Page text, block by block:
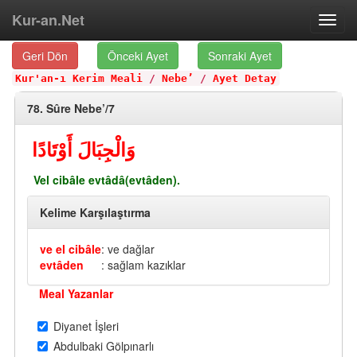
Kur-an.Net
Geri Dön Önceki Ayet Sonraki Ayet
Kur'an-ı Kerim Meali / Nebe’ / Ayet Detay
78. Sûre Nebe’/7
وَالْجِبَالَ أَوْتَادًا
Vel cibâle evtâdâ(evtâden).
Kelime Karşılaştırma
ve el cibâle: ve dağlar
evtâden
: sağlam kazıklar
Meal Yazanlar
Diyanet İşleri
Abdulbaki Gölpınarlı